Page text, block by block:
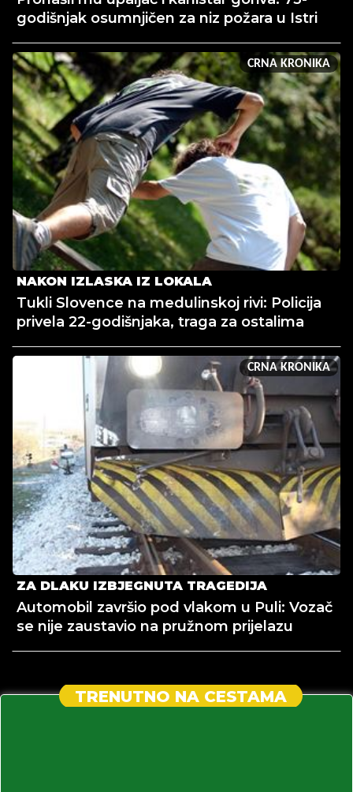
godišnjak osumnjičen za niz požara u Istri
CRNA KRONIKA
NAKON IZLASKA IZ LOKALA
Tukli Slovence na medulinskoj rivi: Policija
privela 22-godišnjaka, traga za ostalima
CRNA KRONIKA
ZA DLAKU IZBJEGNUTA TRAGEDIJA
Automobil završio pod vlakom u Puli: Vozač
se nije zaustavio na pružnom prijelazu
TRENUTNO NA CESTAMA